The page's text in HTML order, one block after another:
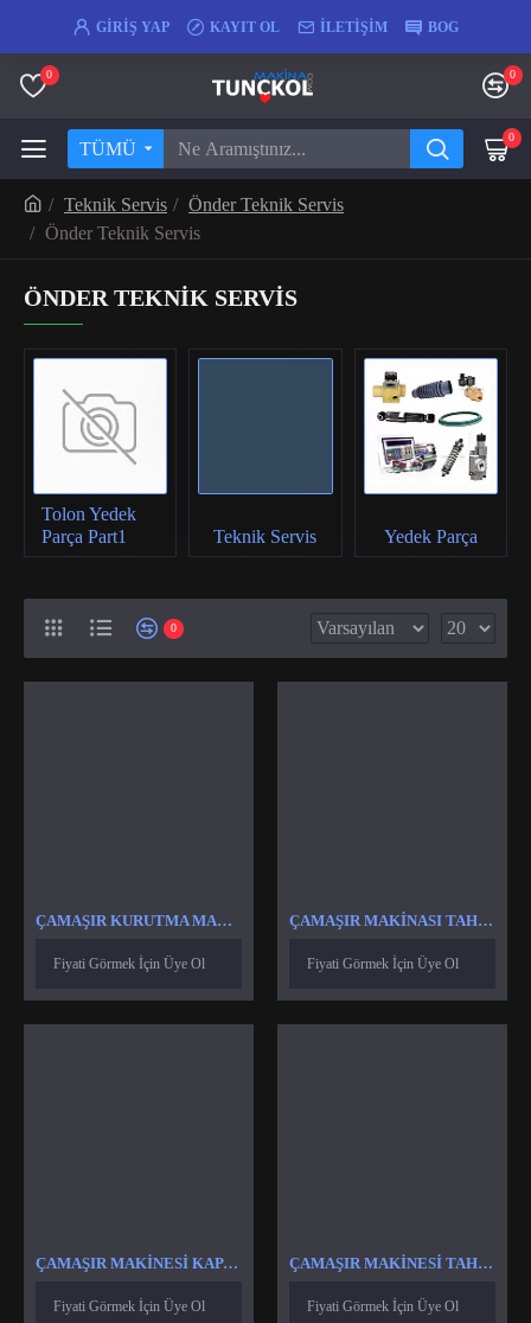
GIRIŞ YAP KAYIT OL İLETIŞIM BOG
0 0
TÜMÜ
0
Teknik Servis
Önder Teknik Servis
Önder Teknik Servis
ÖNDER TEKNIK SERVIS
Tolon Yedek
Parça Part1
Teknik Servis Yedek Parça
0
ÇAMAŞIR KURUTMA MAKINASI ISI VE NEM SENSÖR
Fiyati Görmek İçin Üye Ol
ÇAMAŞIR MAKINASI TAHLIYE VANASI
Fiyati Görmek İçin Üye Ol
ÇAMAŞIR MAKINESI KAPAK CONTASI
Fiyati Görmek İçin Üye Ol
ÇAMAŞIR MAKINESI TAHLIYE MOTORU VANASI POMPASI
Fiyati Görmek İçin Üye Ol